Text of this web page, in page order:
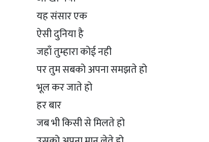
यह संसार एक
ऐसी दुनिया है
जहाँ तुम्हारा कोई नही
पर तुम सबको अपना समझते हो
भूल कर जाते हो
हर बार
जब भी किसी से मिलते हो